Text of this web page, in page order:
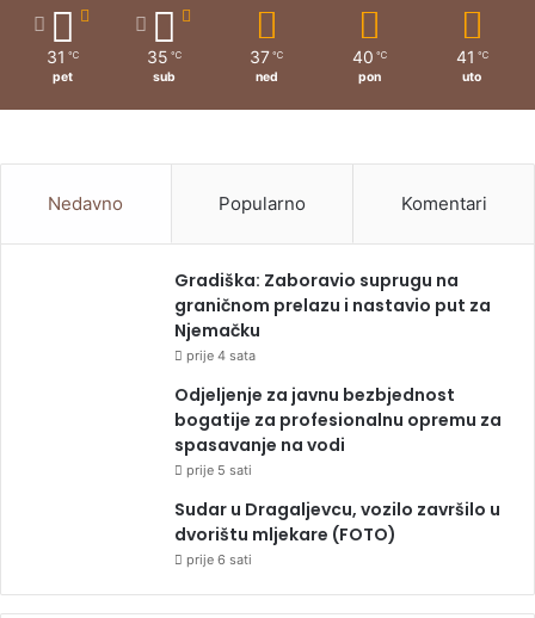
31 ℃
pet
35 ℃
sub
37 ℃
ned
40 ℃
pon
41 ℃
uto
Nedavno Popularno Komentari
Gradiška: Zaboravio suprugu na
graničnom prelazu i nastavio put za
Njemačku
prije 4 sata
Odjeljenje za javnu bezbjednost
bogatije za profesionalnu opremu za
spasavanje na vodi
prije 5 sati
Sudar u Dragaljevcu, vozilo završilo u
dvorištu mljekare (FOTO)
prije 6 sati